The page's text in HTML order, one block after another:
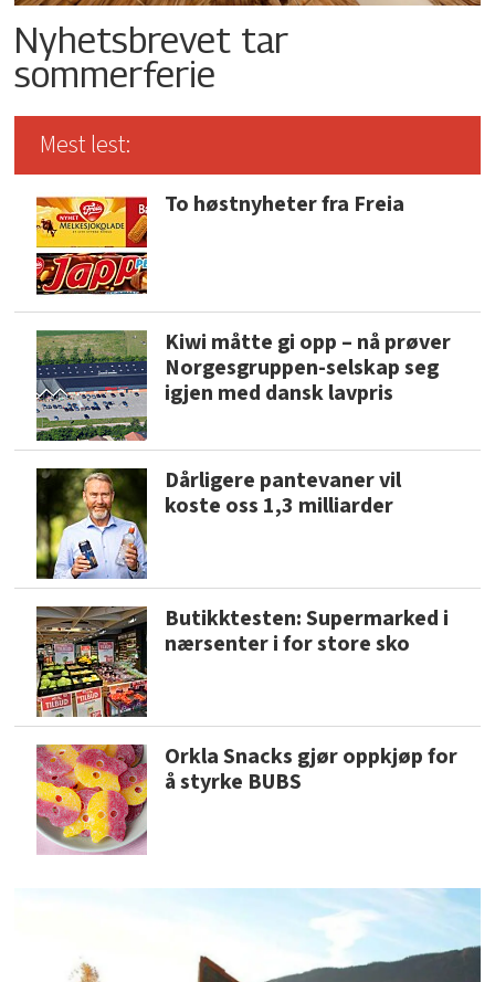
Nyhetsbrevet tar
sommerferie
Mest lest:
To høstnyheter fra Freia
Kiwi måtte gi opp – nå prøver
Norgesgruppen-selskap seg
igjen med dansk lavpris
Dårligere pantevaner vil
koste oss 1,3 milliarder
Butikktesten: Supermarked i
nærsenter i for store sko
Orkla Snacks gjør oppkjøp for
å styrke BUBS